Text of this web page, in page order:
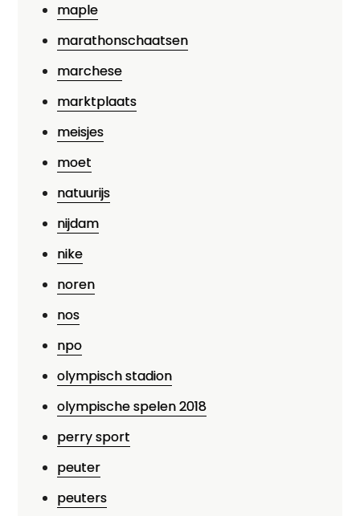
maple
marathonschaatsen
marchese
marktplaats
meisjes
moet
natuurijs
nijdam
nike
noren
nos
npo
olympisch stadion
olympische spelen 2018
perry sport
peuter
peuters